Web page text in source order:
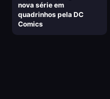
nova série em
quadrinhos pela DC
Comics